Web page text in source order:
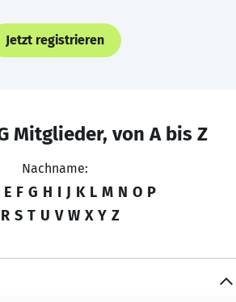
Jetzt registrieren
Mitglieder, von A bis Z
Nachname:
E F G H I J K L M N O P
R S T U V W X Y Z